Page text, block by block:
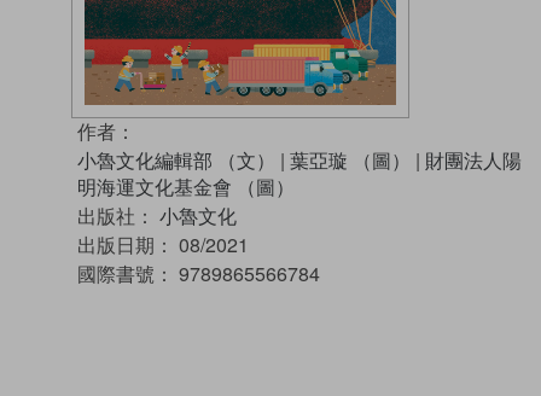
作者：
小魯文化編輯部 （文）
| 葉亞璇 （圖） | 財團法人陽
明海運文化基金會 （圖）
出版社： 小魯文化
出版日期： 08/2021
國際書號： 9789865566784